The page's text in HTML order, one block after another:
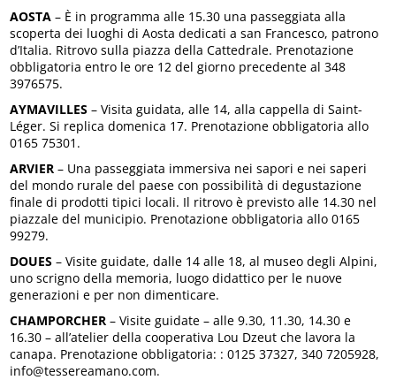
AOSTA – È in programma alle 15.30 una passeggiata alla
scoperta dei luoghi di Aosta dedicati a san Francesco, patrono
d’Italia. Ritrovo sulla piazza della Cattedrale. Prenotazione
obbligatoria entro le ore 12 del giorno precedente al 348
3976575.
AYMAVILLES – Visita guidata, alle 14, alla cappella di Saint-
Léger. Si replica domenica 17. Prenotazione obbligatoria allo
0165 75301.
ARVIER – Una passeggiata immersiva nei sapori e nei saperi
del mondo rurale del paese con possibilità di degustazione
finale di prodotti tipici locali. Il ritrovo è previsto alle 14.30 nel
piazzale del municipio. Prenotazione obbligatoria allo 0165
99279.
DOUES – Visite guidate, dalle 14 alle 18, al museo degli Alpini,
uno scrigno della memoria, luogo didattico per le nuove
generazioni e per non dimenticare.
CHAMPORCHER – Visite guidate – alle 9.30, 11.30, 14.30 e
16.30 – all’atelier della cooperativa Lou Dzeut che lavora la
canapa. Prenotazione obbligatoria: : 0125 37327, 340 7205928,
info@tessereamano.com.